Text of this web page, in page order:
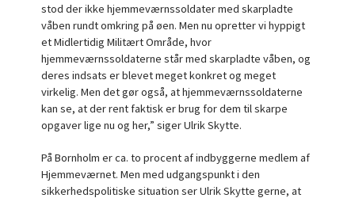
stod der ikke hjemmeværnssoldater med skarpladte
våben rundt omkring på øen. Men nu opretter vi hyppigt
et Midlertidig Militært Område, hvor
hjemmeværnssoldaterne står med skarpladte våben, og
deres indsats er blevet meget konkret og meget
virkelig. Men det gør også, at hjemmeværnssoldaterne
kan se, at der rent faktisk er brug for dem til skarpe
opgaver lige nu og her,” siger Ulrik Skytte.
På Bornholm er ca. to procent af indbyggerne medlem af
Hjemmeværnet. Men med udgangspunkt i den
sikkerhedspolitiske situation ser Ulrik Skytte gerne, at